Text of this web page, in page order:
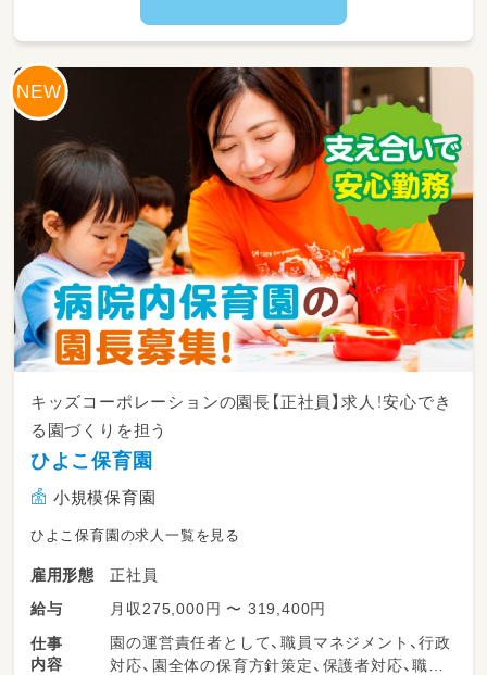
ん◎サポート中心のお仕事なのでご安心くださ
キッズコーポレーションの園長【正社員】求人！安心でき
る園づくりを担う
ひよこ保育園
小規模保育園
ひよこ保育園の求人一覧を見る
雇用形態
正社員
給与
月収275,000円 〜 319,400円
仕事
内容
園の運営責任者として、職員マネジメント、行政
対応、園全体の保育方針策定、保護者対応、職員